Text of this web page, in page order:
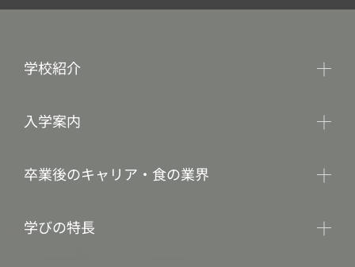
学校紹介
入学案内
卒業後のキャリア・食の業界
学びの特長